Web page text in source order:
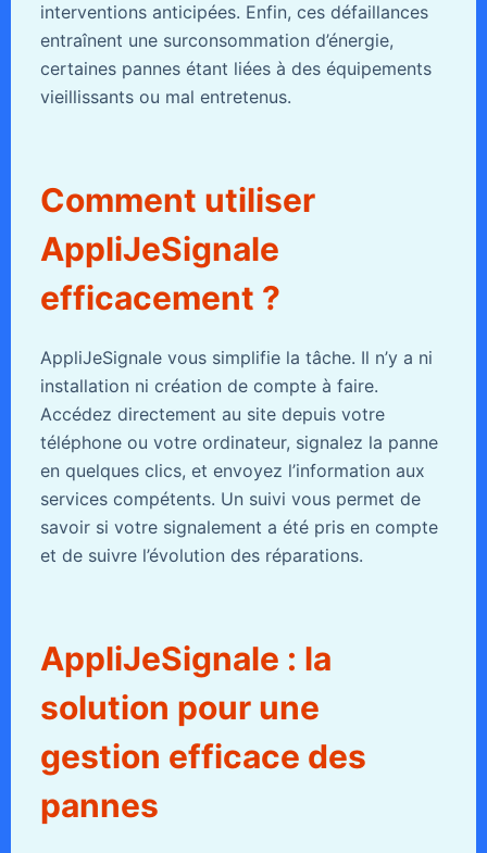
interventions anticipées. Enfin, ces défaillances
entraînent une surconsommation d’énergie,
certaines pannes étant liées à des équipements
vieillissants ou mal entretenus.
Comment utiliser
AppliJeSignale
efficacement ?
AppliJeSignale vous simplifie la tâche. Il n’y a ni
installation ni création de compte à faire.
Accédez directement au site depuis votre
téléphone ou votre ordinateur, signalez la panne
en quelques clics, et envoyez l’information aux
services compétents. Un suivi vous permet de
savoir si votre signalement a été pris en compte
et de suivre l’évolution des réparations.
AppliJeSignale : la
solution pour une
gestion efficace des
pannes